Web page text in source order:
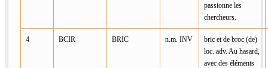
passionne les
chercheurs.
4 BCIR BRIC n.m. INV
bric et de broc (de)
loc. adv. Au hasard,
avec des éléments